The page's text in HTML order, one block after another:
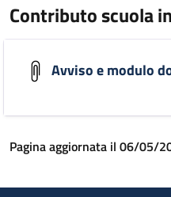
Contributo scuola
Avviso e modulo
Pagina aggiornata il 06/05/